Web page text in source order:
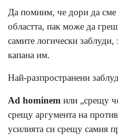
Да помним, че дори да сме
областта, пак може да
самите логически
капана им.
Най-разпространени
Аd hominem или „срещу
срещу аргумента на
усилията си срещу самия